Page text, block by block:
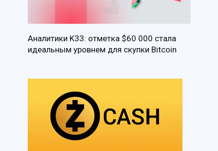
Аналитики K33: отметка $60 000 стала
идеальным уровнем для скупки Bitcoin